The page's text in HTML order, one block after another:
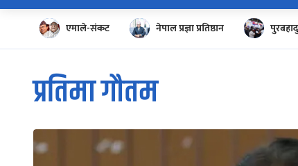
एमाले-संकट नेपाल प्रज्ञा प्रतिष्ठान
प्रतिमा गौतम